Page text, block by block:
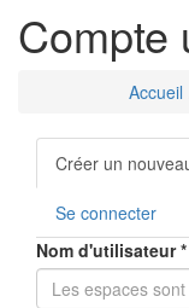
Compte
Accueil
Onglets
Créer un
Se connecter
Nom d'utilisateur*